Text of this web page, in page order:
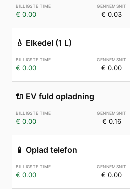
€ 0.00 € 0.03
💧 Elkedel (1 L)
€ 0.00 € 0.00
🔌 EV fuld opladning
€ 0.00 € 0.16
📱 Oplad telefon
€ 0.00 € 0.00